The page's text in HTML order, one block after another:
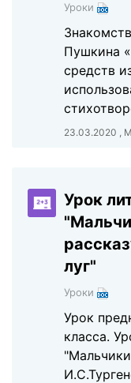
Уроки
Пушкина
средств
23.03.2020 ,
Урок
луг"
Уроки
Урок
класса.